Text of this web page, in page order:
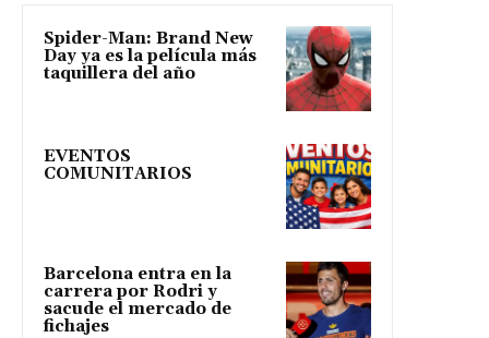
Spider-Man: Brand New
Day ya es la película más
taquillera del año
EVENTOS
COMUNITARIOS
Barcelona entra en la
carrera por Rodri y
sacude el mercado de
fichajes